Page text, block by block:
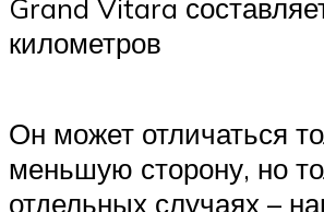
Grand Vitara
километров
Он может отличаться
меньшую сторону, но
отдельных случаях –